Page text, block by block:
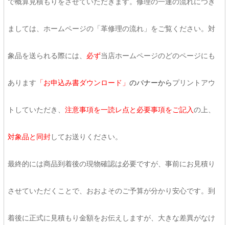
ましては、ホームページの「革修理の流れ」をご覧ください。対
象品を送られる際には、 必ず当店ホームページのどのページにも
あります 「お申込み書ダウンロード」 のバナーからプリントアウ
トしていただき、 注意事項を一読レ点と必要事項をご記入の上、
対象品と同封してお送りください。
最終的には商品到着後の現物確認は必要ですが、事前にお見積り
させていただくことで、おおよそのご予算が分かり安心です。到
着後に正式に見積もり金額をお伝えしますが、大きな差異がなけ